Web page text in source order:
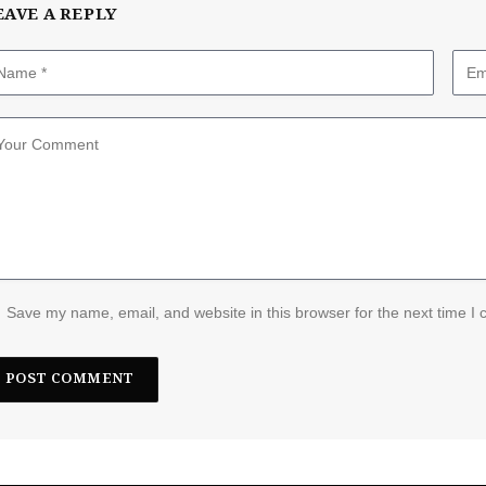
A REPLY
Save my name, email, and website in this browser for the next time I